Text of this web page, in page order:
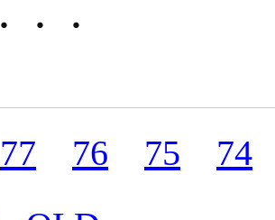
・・・
77 76 75
74